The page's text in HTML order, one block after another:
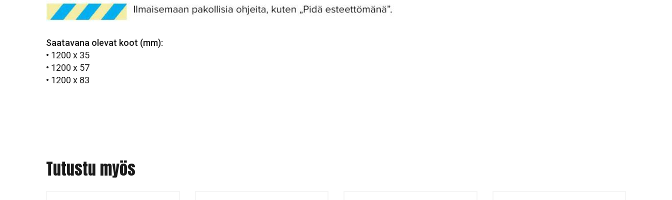
Saatavana olevat koot (mm):
• 1200 x 35
• 1200 x 57
• 1200 x 83
Tutustu myös